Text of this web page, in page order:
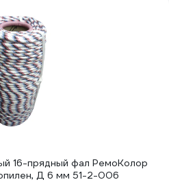
16-прядный фал РемоКолор
Д 6 мм 51-2-006